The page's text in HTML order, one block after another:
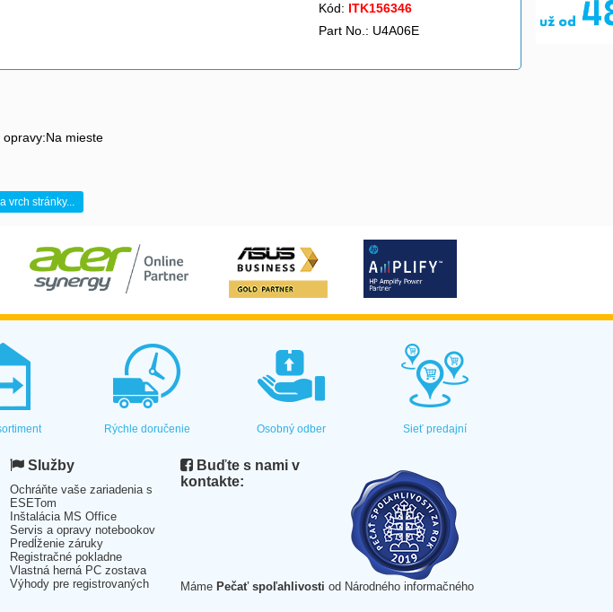
Kód: ITK156346
Part No.: U4A06E
mieste
vrch stránky...
Rýchle doručenie Osobný odber Sieť predajní
Služby
Ochráňte vaše zariadenia s
ESETom
Inštalácia MS Office
Servis a opravy notebookov
Predĺženie záruky
Registračné pokladne
Vlastná herná PC zostava
Výhody pre registrovaných
Buďte s nami v
kontakte:
Máme Pečať spoľahlivosti od Národného informačného